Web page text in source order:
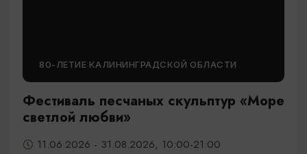
80-ЛЕТИЕ КАЛИНИНГРАДСКОЙ ОБЛАСТИ
Фестиваль песчаных скульптур «Море
светлой любви»
11.06.2026 - 31.08.2026, 10:00-21:00